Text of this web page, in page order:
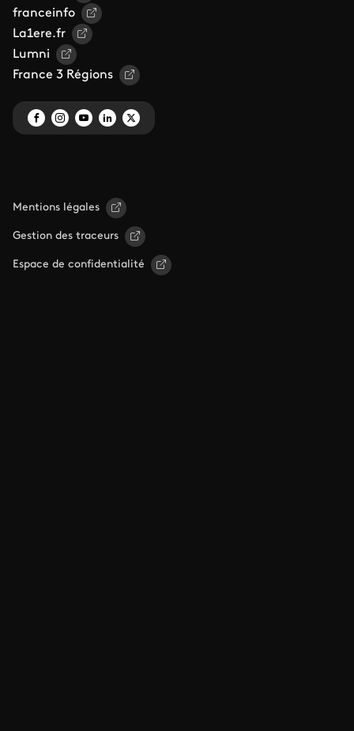
franceinfo
La1ere.fr
Lumni
France 3 Régions
Mentions légales
Gestion des traceurs
Espace de confidentialité